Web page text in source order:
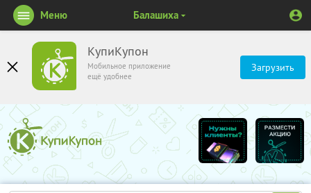
КупиКупон
Мобильное приложение
ещё удобнее
Загрузить
Меню Балашиха